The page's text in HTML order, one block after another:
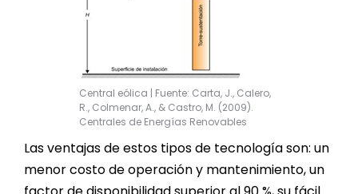
Central eólica | Fuente: Carta, J., Calero,
R., Colmenar, A., & Castro, M. (2009).
Centrales de Energías Renovables
Las ventajas de estos tipos de tecnología son: un
menor costo de operación y mantenimiento, un